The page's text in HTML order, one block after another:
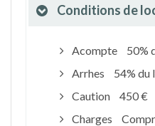
Conditions de
Acompte
50%
Arrhes
54% du
Caution
450 €
Charges